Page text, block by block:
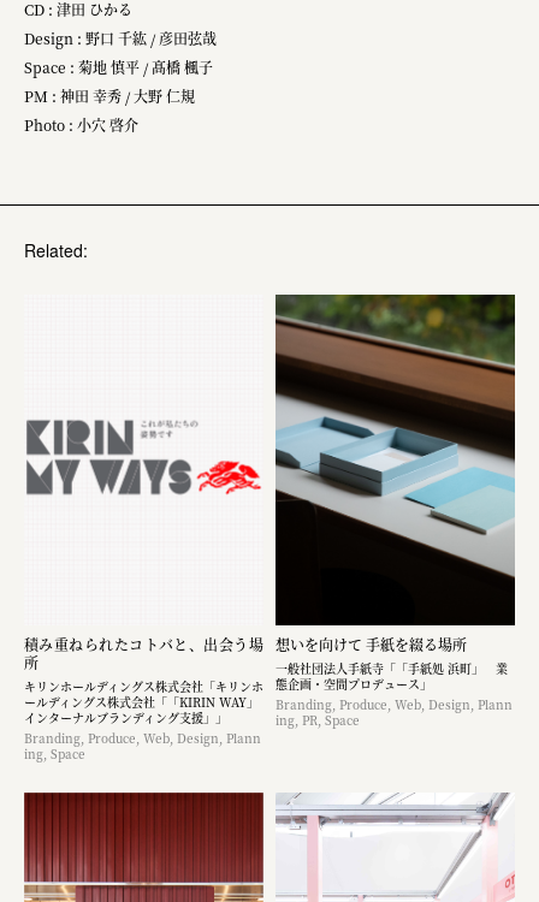
CD : 津田 ひかる
Design : 野口 千紘 / 彦田弦哉
Space : 菊地 慎平 / 髙橋 楓子
PM : 神田 幸秀 / 大野 仁規
Photo : 小穴 啓介
Related:
積み重ねられたコトバと、出会う場
所
キリンホールディングス株式会社「キリンホ
ールディングス株式会社「「KIRIN WAY」
インターナルブランディング支援」」
Branding, Produce, Web, Design, Plann
ing, Space
想いを向けて 手紙を綴る場所
一般社団法人手紙寺「「手紙処 浜町」 業
態企画・空間プロデュース」
Branding, Produce, Web, Design, Plann
ing, PR, Space